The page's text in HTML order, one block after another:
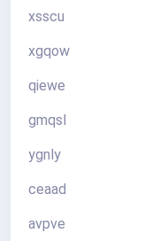
xsscu
xgqow
qiewe
gmqsl
ygnly
ceaad
avpve